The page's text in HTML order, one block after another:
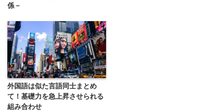
係－
外国語は似た言語同士まとめ
て！基礎力を急上昇させられる
組み合わせ